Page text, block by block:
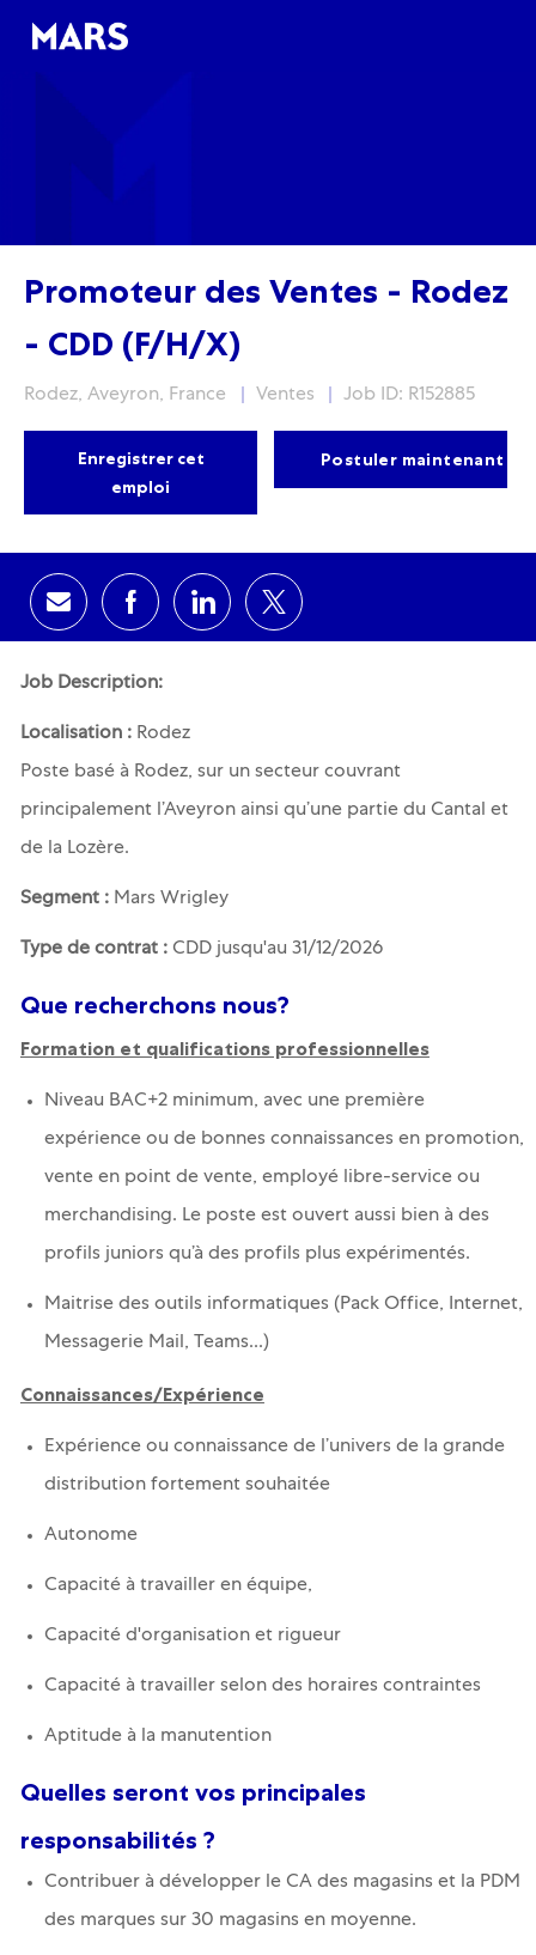
Promoteur des Ventes - Rodez
- CDD (F/H/X)
Localisation
Rodez, Aveyron, France Fonction
Ventes Job ID: R152885
Enregistrer cet
emploi
Postuler maintenant
Share via email
Share via Facebook
Share via LinkedIn
Share via twitter
Job Description:
Localisation : Rodez
Poste basé à Rodez, sur un secteur couvrant
principalement l’Aveyron ainsi qu’une partie du Cantal et
de la Lozère.
Segment : Mars Wrigley
Type de contrat : CDD jusqu'au 31/12/2026
Que recherchons nous?
Formation et qualifications professionnelles
Niveau BAC+2 minimum, avec une première
expérience ou de bonnes connaissances en promotion,
vente en point de vente, employé libre-service ou
merchandising. Le poste est ouvert aussi bien à des
profils juniors qu’à des profils plus expérimentés.
Maitrise des outils informatiques (Pack Office, Internet,
Messagerie Mail, Teams...)
Connaissances/Expérience
Expérience ou connaissance de l’univers de la grande
distribution fortement souhaitée
Autonome
Capacité à travailler en équipe,
Capacité d'organisation et rigueur
Capacité à travailler selon des horaires contraintes
Aptitude à la manutention
Quelles seront vos principales
responsabilités ?
Contribuer à développer le CA des magasins et la PDM
des marques sur 30 magasins en moyenne.